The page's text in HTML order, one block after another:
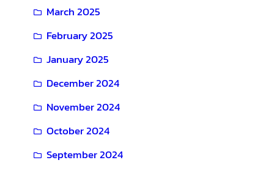
March 2025
February 2025
January 2025
December 2024
November 2024
October 2024
September 2024